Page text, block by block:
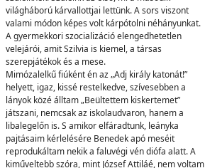
világháború kárvallottjai lettünk. A sors viszont
valami módon képes volt kárpótolni néhányunkat.
A gyermekkori szocializáció elengedhetetlen
velejárói, amit Szilvia is kiemel, a társas
szerepjátékok és a mese.
Mimózalelkű fiúként én az „Adj király katonát!”
helyett, igaz, kissé restelkedve, szívesebben a
lányok közé álltam „Beültettem kiskertemet”
játszani, nemcsak az iskolaudvaron, hanem a
libalegelőn is. S amikor elfáradtunk, leányka
pajtásaim kérlelésére Benedek apó meséit
reprodukáltam nekik a faluvégi vén diófa alatt. A
kiműveltebb szóra, mint József Attiláé, nem voltam